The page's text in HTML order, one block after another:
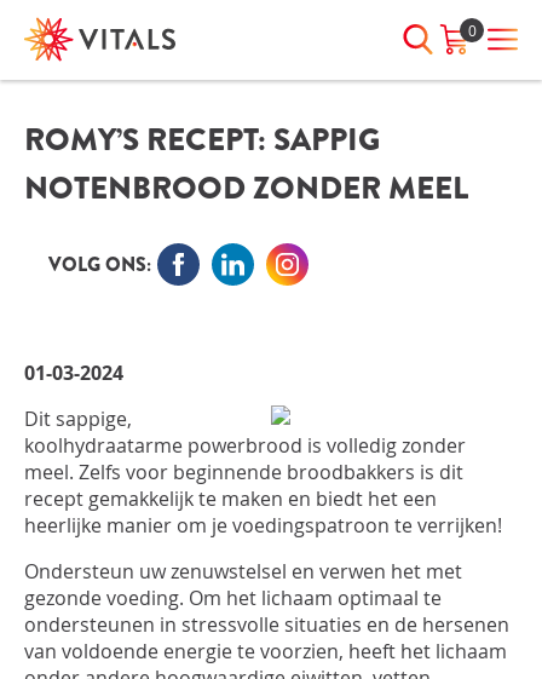
0
HEB JE VRAGEN?
We staan elke dag voor je klaar!
helpen, neem dan contact met
ons op:
Blijf ingelogd
INLOGGEN
ROMY’S RECEPT: SAPPIG
NOTENBROOD ZONDER MEEL
VOLG ONS:
01-03-2024
Dit sappige,
koolhydraatarme powerbrood is volledig zonder
meel. Zelfs voor beginnende broodbakkers is dit
recept gemakkelijk te maken en biedt het een
heerlijke manier om je voedingspatroon te verrijken!
Ondersteun uw zenuwstelsel en verwen het met
gezonde voeding. Om het lichaam optimaal te
ondersteunen in stressvolle situaties en de hersenen
van voldoende energie te voorzien, heeft het lichaam